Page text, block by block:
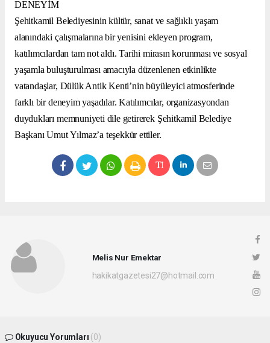
DENEYİM
Şehitkamil Belediyesinin kültür, sanat ve sağlıklı yaşam
alanındaki çalışmalarına bir yenisini ekleyen program,
katılımcılardan tam not aldı. Tarihi mirasın korunması ve sosyal
yaşamla buluşturulması amacıyla düzenlenen etkinlikte
vatandaşlar, Dülük Antik Kenti’nin büyüleyici atmosferinde
farklı bir deneyim yaşadılar. Katılımcılar, organizasyondan
duydukları memnuniyeti dile getirerek Şehitkamil Belediye
Başkanı Umut Yılmaz’a teşekkür ettiler.
Melis Nur Emektar
hakikatgazetesi27@hotmail.com
Okuyucu Yorumları (0)